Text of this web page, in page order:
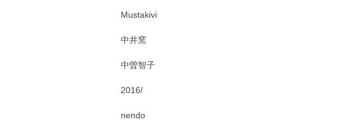
Mustakivi
中井窯
中曽智子
2016/
nendo